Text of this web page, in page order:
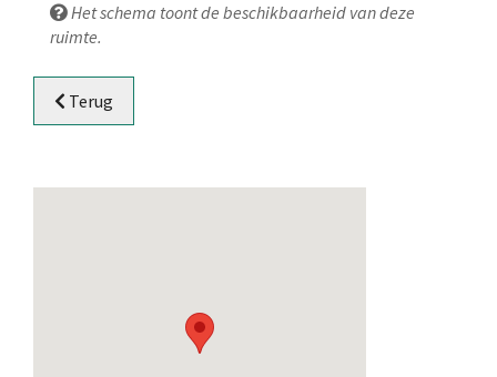
Het schema toont de beschikbaarheid van deze
ruimte.
Terug